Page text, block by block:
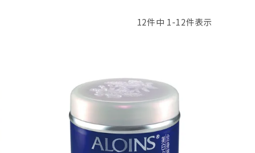
12件中 1-12件表示